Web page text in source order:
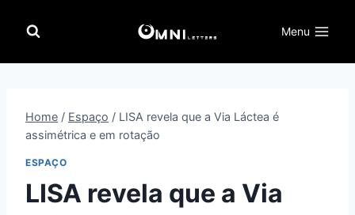
para
Menu
Home / Espaço / LISA revela que a Via Láctea é
assimétrica e em rotação
ESPAÇO
LISA revela que a Via